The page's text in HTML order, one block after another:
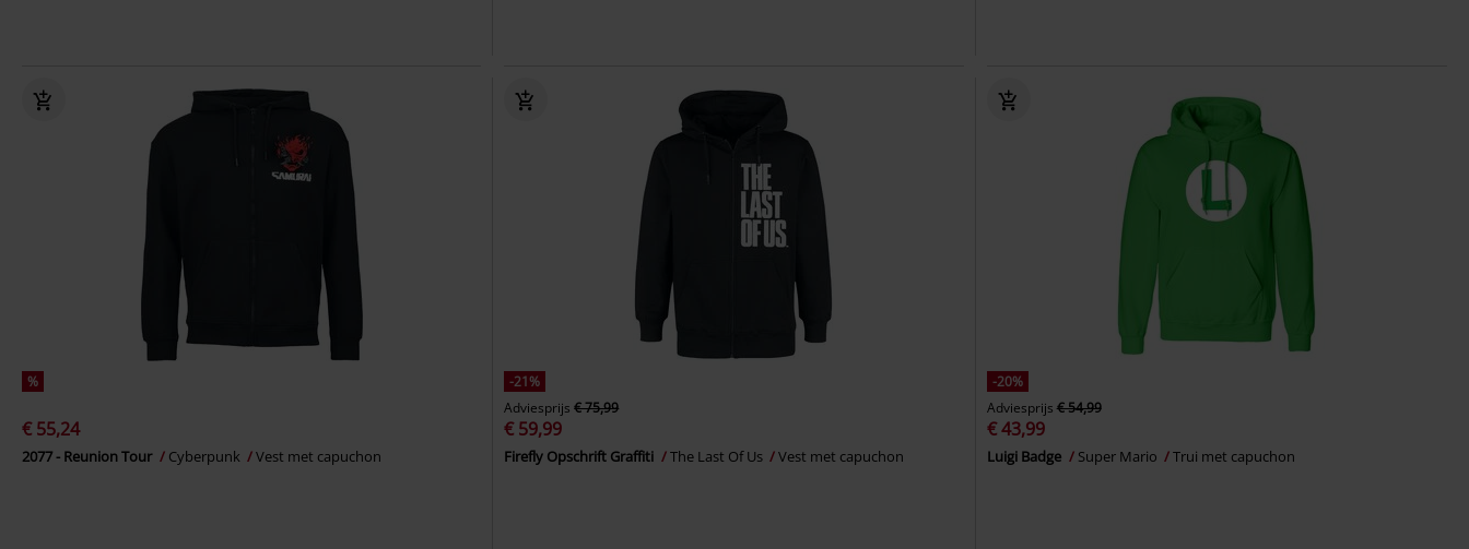
%
€ 55,24
2077 - Reunion Tour Cyberpunk Vest met capuchon
-21%
Adviesprijs € 75,99
€ 59,99
Firefly Opschrift Graffiti The Last Of Us Vest met capuchon
-20%
Adviesprijs € 54,99
€ 43,99
Luigi Badge Super Mario Trui met capuchon